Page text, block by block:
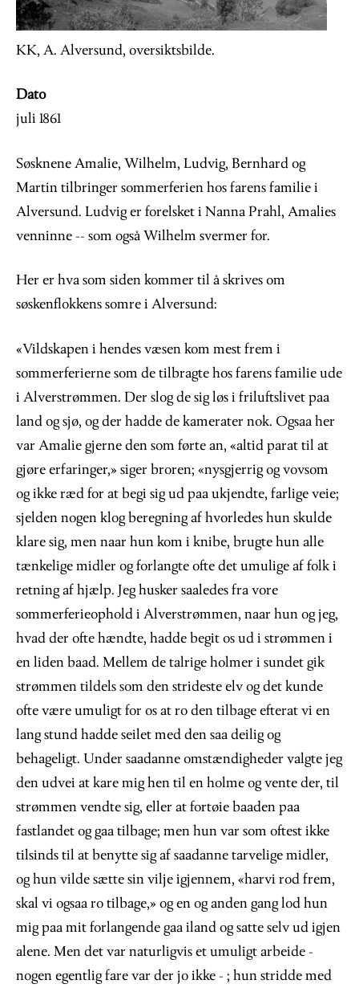
KK, A. Alversund, oversiktsbilde.
Dato
juli 1861
Søsknene Amalie, Wilhelm, Ludvig, Bernhard og
Martin tilbringer sommerferien hos farens familie i
Alversund. Ludvig er forelsket i Nanna Prahl, Amalies
venninne -- som også Wilhelm svermer for.
Her er hva som siden kommer til å skrives om
søskenflokkens somre i Alversund:
«Vildskapen i hendes væsen kom mest frem i
sommerferierne som de tilbragte hos farens familie ude
i Alverstrømmen. Der slog de sig løs i friluftslivet paa
land og sjø, og der hadde de kamerater nok. Ogsaa her
var Amalie gjerne den som førte an, «altid parat til at
gjøre erfaringer,» siger broren; «nysgjerrig og vovsom
og ikke ræd for at begi sig ud paa ukjendte, farlige veie;
sjelden nogen klog beregning af hvorledes hun skulde
klare sig, men naar hun kom i knibe, brugte hun alle
tænkelige midler og forlangte ofte det umulige af folk i
retning af hjælp. Jeg husker saaledes fra vore
sommerferieophold i Alverstrømmen, naar hun og jeg,
hvad der ofte hændte, hadde begit os ud i strømmen i
en liden baad. Mellem de talrige holmer i sundet gik
strømmen tildels som den strideste elv og det kunde
ofte være umuligt for os at ro den tilbage efterat vi en
lang stund hadde seilet med den saa deilig og
behageligt. Under saadanne omstændigheder valgte jeg
den udvei at kare mig hen til en holme og vente der, til
strømmen vendte sig, eller at fortøie baaden paa
fastlandet og gaa tilbage; men hun var som oftest ikke
tilsinds til at benytte sig af saadanne tarvelige midler,
og hun vilde sætte sin vilje igjennem, «harvi rod frem,
skal vi ogsaa ro tilbage,» og en og anden gang lod hun
mig paa mit forlangende gaa iland og satte selv ud igjen
alene. Men det var naturligvis et umuligt arbeide -
nogen egentlig fare var der jo ikke - ; hun stridde med